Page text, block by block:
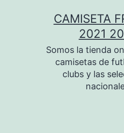
CAMISETA
2021
Somos la tienda
camisetas de
clubs y las